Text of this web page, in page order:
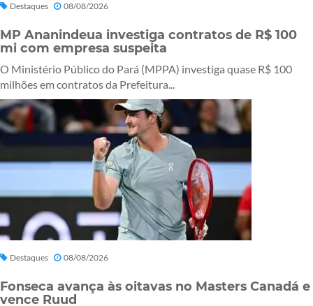
Destaques 08/08/2026
MP Ananindeua investiga contratos de R$ 100
mi com empresa suspeita
O Ministério Público do Pará (MPPA) investiga quase R$ 100
milhões em contratos da Prefeitura...
Destaques 08/08/2026
Fonseca avança às oitavas no Masters Canadá e
vence Ruud